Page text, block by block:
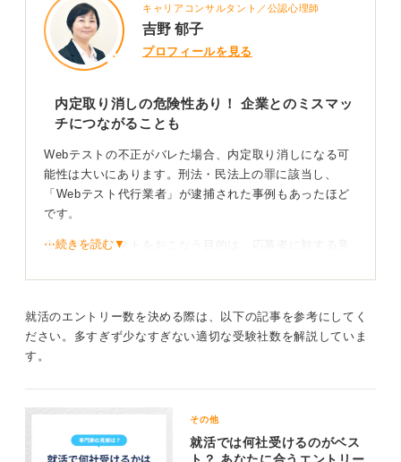
Webテストが高得点でも面接対策を疎かにすると選
考通過は難しい
てWebテストより面接を重視しています。いくらWebテ
ストで良い点を取ったとしても、面接がボロボロであれ
このことを考えると、Webテストを不正受験して良い点
をとっても、必ずしも内定を獲得できるわけではないの
で、負うリスクに対するリターンが小さすぎます。
キャリアのスタートという人生の大事なタイミングで、
かを改めて考えてみてください。
3
キャリアコンサルタント／公認心理師
吉野 郁子
プロフィールを見る
内定取り消しの危険性あり！ 企業とのミスマッ
チにつながることも
Webテストの不正がバレた場合、内定取り消しになる可
能性は大いにあります。刑法・民法上の罪に該当し、
「Webテスト代行業者」が逮捕された事例もあったほど
です。
企業がWebテストをおこなう目的は、応募者に対する意
す。数学力が必要な仕事では数学の試験を、高い文章読
実施しています。
された仕事ができないという事態を招き兼ねないので
⋯続きを読む▼
就活のエントリー数を決める際は、以下の記事を参考にしてく
ださい。多すぎず少なすぎない適切な受験社数を解説していま
す。
その他
就活では何社受けるのがベス
ト？ あなたに合うエントリー